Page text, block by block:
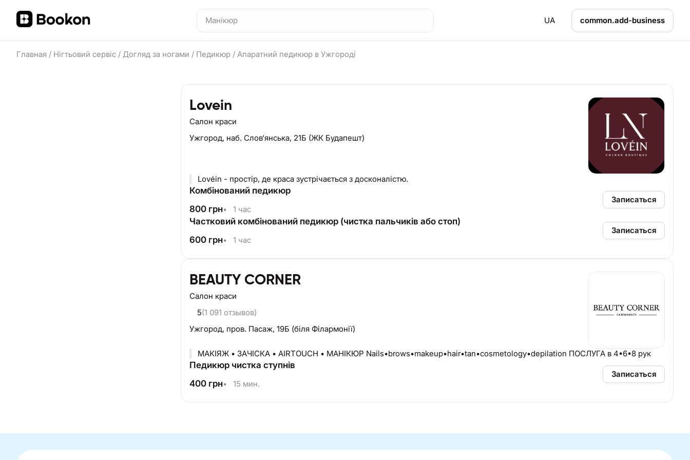
UA common.add-business
Главная / Нігтьовий сервіс / Догляд за ногами / Педикюр / Апаратний педикюр в Ужгороді
Lovein
Салон краси
Ужгород, наб. Слов‘янська, 21Б (ЖК Будапешт)
Lovéin - простір, де краса зустрічається з досконалістю.
Комбінований педикюр
800 грн• 1 час
Записаться
Частковий комбінований педикюр (чистка пальчиків або стоп)
600 грн• 1 час
Записаться
BEAUTY CORNER
Салон краси
5(1 091 отзывов)
Ужгород, пров. Пасаж, 19Б (біля Філармонії)
МАКІЯЖ • ЗАЧІСКА • AIRTOUCH • МАНІКЮР Nails•brows•makeup•hair•tan•cosmetologу•depilation ПОСЛУГА в 4•6•8 рук
Педикюр чистка ступнів
400 грн• 15 мин.
Записаться